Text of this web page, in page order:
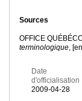
Sources
OFFICE
terminologique,
Date
d'officialisation
2009-04-28